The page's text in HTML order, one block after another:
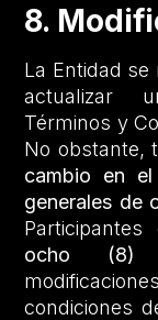
8.
La Entidad
actualizar
Términos y
No obstante,
cambio en
generales de
ocho (8)
condiciones